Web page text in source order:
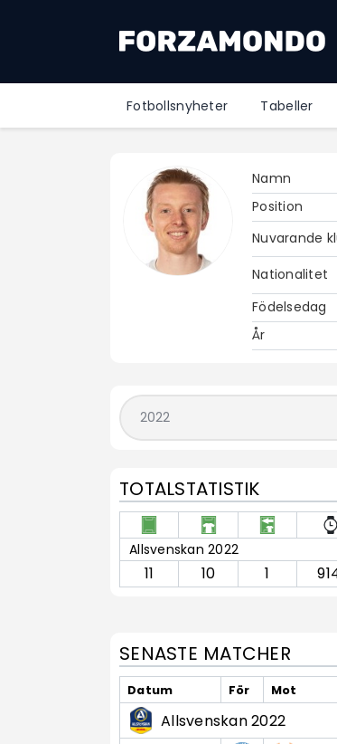
Fotbollsnyheter Tabeller
Namn
Position
Nuvarande
Nationalitet
Födelsedag
År
TOTALSTATISTIK
Allsvenskan 2022
11 10 1
SENASTE MATCHER
Datum För Mot
Allsvenskan 2022